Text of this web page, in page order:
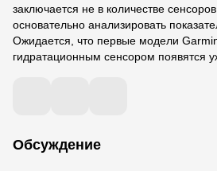
заключается не в количестве
основательно анализировать
Ожидается, что первые модели
гидратационным сенсором появятся
Обсуждение